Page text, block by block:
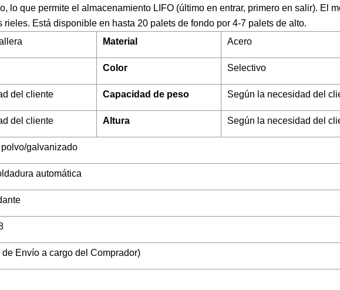
lo que permite el almacenamiento LIFO (último en entrar, primero en salir). El
Está disponible en hasta 20 palets de fondo por 4-7 palets de alto.
Material Acero
Color Selectivo
del cliente Capacidad de peso Según la necesidad del
del cliente Altura Según la necesidad del
galvanizado
automática
Envío a cargo del Comprador)